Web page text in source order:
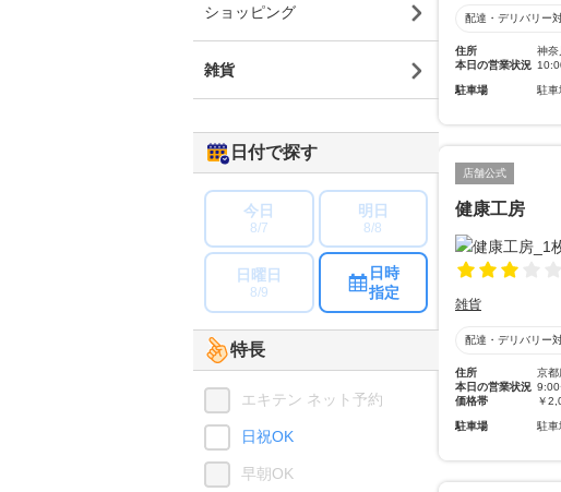
配達・デリバリー
住所
神奈
本日の営業状況
駐車場 駐車
店舗公式
健康工房
雑貨
配達・デリバリー
住所
京都
本日の営業状況
価格帯
￥
駐車場 駐車
ショッピング
雑貨
日付で探す
今日
8/7
明日
8/8
日曜日
8/9
日時
指定
特長
エキテン ネット予約
日祝OK
早朝OK